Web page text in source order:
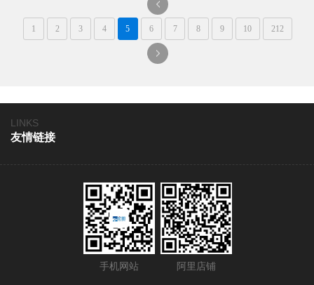
页
1 2 3 4 5 6 7 8 9 10 212
LINKS
友情链接
手机网站 阿里店铺